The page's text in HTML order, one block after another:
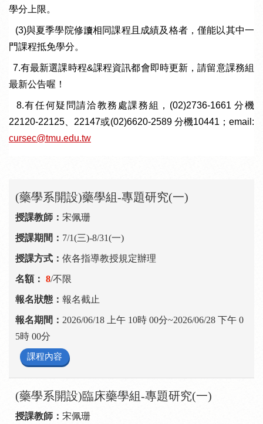
學分上限。
與夏季學院修讀相同課程且成績及格者，僅能以其中一
門課程抵免學分。
7.有最新選課時程&課程資訊都會即時更新，請留意課務組
最新公告喔！
8.有任何疑問請洽教務處課務組， (02)2736-1661分機
22120-22125、22147或(02)6620-2589 分機10441 ；email:
cursec@tmu.edu.tw
(藥學系開設)藥學組-專題研究(一)
宋佩珊
7/1(三)-8/31(一)
依各指導教授規定辦理
8/不限
報名截止
2026/06/18 上午 10時 00分~2026/06/28 下午 0
5時 00分
課程內容
(藥學系開設)臨床藥學組-專題研究(一)
宋佩珊